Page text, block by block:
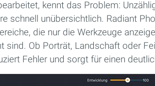
kennt das Problem:
schnell unübersichtlich. Radiant
die nur die Werkzeuge
sind. Ob Porträt, Landschaft oder
Fehler und sorgt für einen